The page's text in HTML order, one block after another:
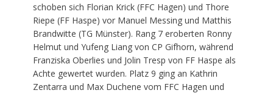
schoben sich Florian Krick (FFC Hagen) und Thore
Riepe (FF Haspe) vor Manuel Messing und Matthis
Brandwitte (TG Münster). Rang 7 eroberten Ronny
Helmut und Yufeng Liang von CP Gifhorn, während
Franziska Oberlies und Jolin Tresp von FF Haspe als
Achte gewertet wurden. Platz 9 ging an Kathrin
Zentarra und Max Duchene vom FFC Hagen und